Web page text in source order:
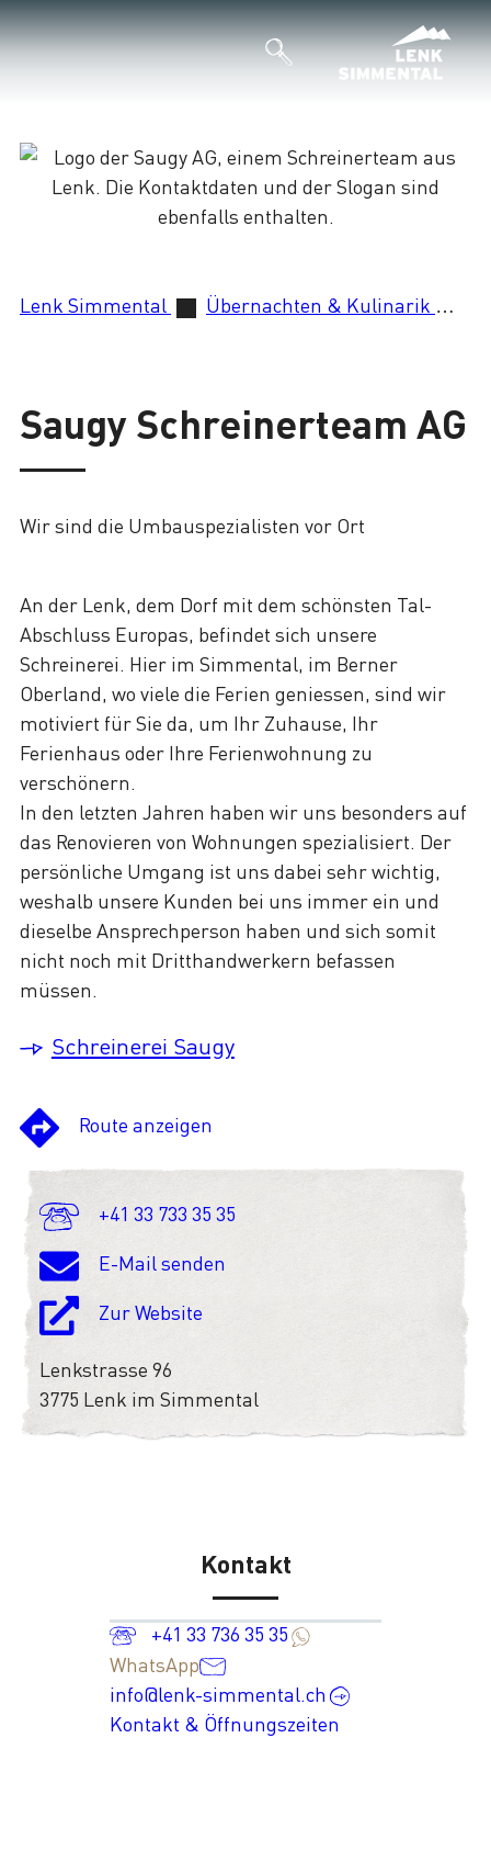
Lade
Lenk Simmental Übernachten & Kulinarik
Saugy Schreinerteam AG
Wir sind die Umbauspezialisten vor Ort
An der Lenk, dem Dorf mit dem schönsten Tal-
Abschluss Europas, befindet sich unsere
Schreinerei. Hier im Simmental, im Berner
Oberland, wo viele die Ferien geniessen, sind wir
motiviert für Sie da, um Ihr Zuhause, Ihr
Ferienhaus oder Ihre Ferienwohnung zu
verschönern.
In den letzten Jahren haben wir uns besonders auf
das Renovieren von Wohnungen spezialisiert. Der
persönliche Umgang ist uns dabei sehr wichtig,
weshalb unsere Kunden bei uns immer ein und
dieselbe Ansprechperson haben und sich somit
nicht noch mit Dritthandwerkern befassen
müssen.
Schreinerei Saugy
Route anzeigen
+41 33 733 35 35
E-Mail senden
Zur Website
Lenkstrasse 96
3775 Lenk im Simmental
Kontakt
+41 33 736 35 35
WhatsApp
info@lenk-simmental.ch
Kontakt & Öffnungszeiten